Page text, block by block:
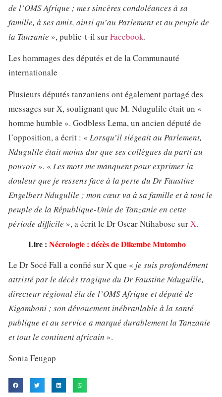
de l’OMS Afrique ; mes sincères condoléances à sa
famille, à ses amis, ainsi qu’au Parlement et au peuple de
la Tanzanie », publie-t-il surFacebook.
Les hommages des députés et de la Communauté
internationale
Plusieurs députés tanzaniens ont également partagé des
messages sur X, soulignant que M. Ndugulile était un «
homme humble ». Godbless Lema, un ancien député de
l’opposition, a écrit : « Lorsqu’il siégeait au Parlement,
Ndugulile était moins dur que ses collègues du parti au
pouvoir ». « Les mots me manquent pour exprimer la
douleur que je ressens face à la perte du Dr Faustine
Engelbert Ndugulile ; mon cœur va à sa famille et à tout le
peuple de la République-Unie de Tanzanie en cette
période difficile », a écrit le Dr Oscar Ntihabose surX.
Lire : Nécrologie : décès de Dikembe Mutombo
Le Dr Socé Fall a confié sur X que « je suis profondément
attristé par le décès tragique du Dr Faustine Ndugulile,
directeur régional élu de l’OMS Afrique et député de
Kigamboni ; son dévouement inébranlable à la santé
publique et au service a marqué durablement la Tanzanie
et tout le continent africain ».
Sonia Feugap